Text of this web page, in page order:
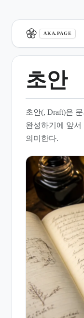
AKA.PAGE
초안
초안(, Draft)은
완성하기에 앞
의미한다.
개요
주요 특징 및 기능
분야별 초안의 형태
논문 초안 작성
초안 작성 시 유의
문서 작성 도구
같이 보기
관련 문서